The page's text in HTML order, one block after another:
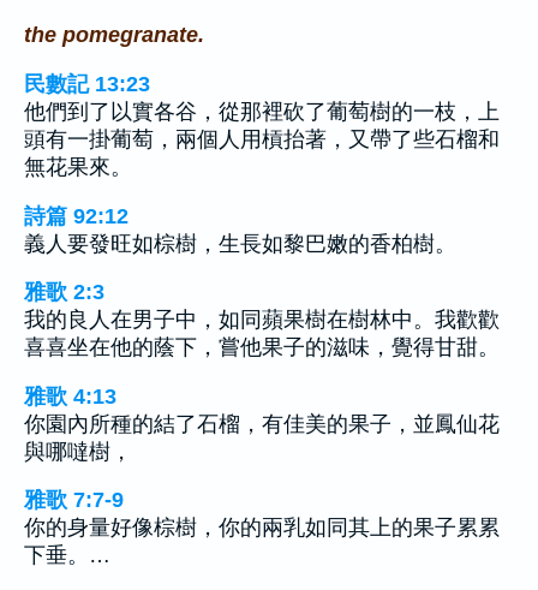
the pomegranate.
民數記 13:23
他們到了以實各谷，從那裡砍了葡萄樹的一枝，上
頭有一掛葡萄，兩個人用槓抬著，又帶了些石榴和
無花果來。
詩篇 92:12
義人要發旺如棕樹，生長如黎巴嫩的香柏樹。
雅歌 2:3
我的良人在男子中，如同蘋果樹在樹林中。我歡歡
喜喜坐在他的蔭下，嘗他果子的滋味，覺得甘甜。
雅歌 4:13
你園內所種的結了石榴，有佳美的果子，並鳳仙花
與哪噠樹，
雅歌 7:7-9
你的身量好像棕樹，你的兩乳如同其上的果子累累
下垂。…